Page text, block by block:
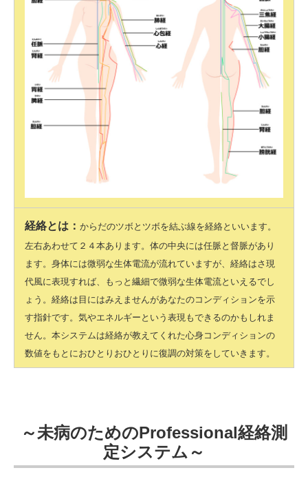
経絡とは： からだのツボとツボを結ぶ線を経絡といいます。
左右あわせて２４本あります。体の中央には任脈と督脈があり
ます。身体には微弱な生体電流が流れていますが、経絡はさ現
代風に表現すれば、もっと繊細で微弱な生体電流といえるでし
ょう。経絡は目にはみえませんがあなたのコンディションを示
す指針です。気やエネルギーという表現もできるのかもしれま
せん。本システムは経絡が教えてくれた心身コンディションの
数値をもとにおひとりおひとりに復調の対策をしていきます。
～未病のためのProfessional経絡測
定システム～